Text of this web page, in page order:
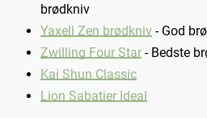
brødkniv
Yaxell Zen brødkniv - God
Zwilling Four Star - Bedste
Kai Shun Classic
Lion Sabatier Ideal